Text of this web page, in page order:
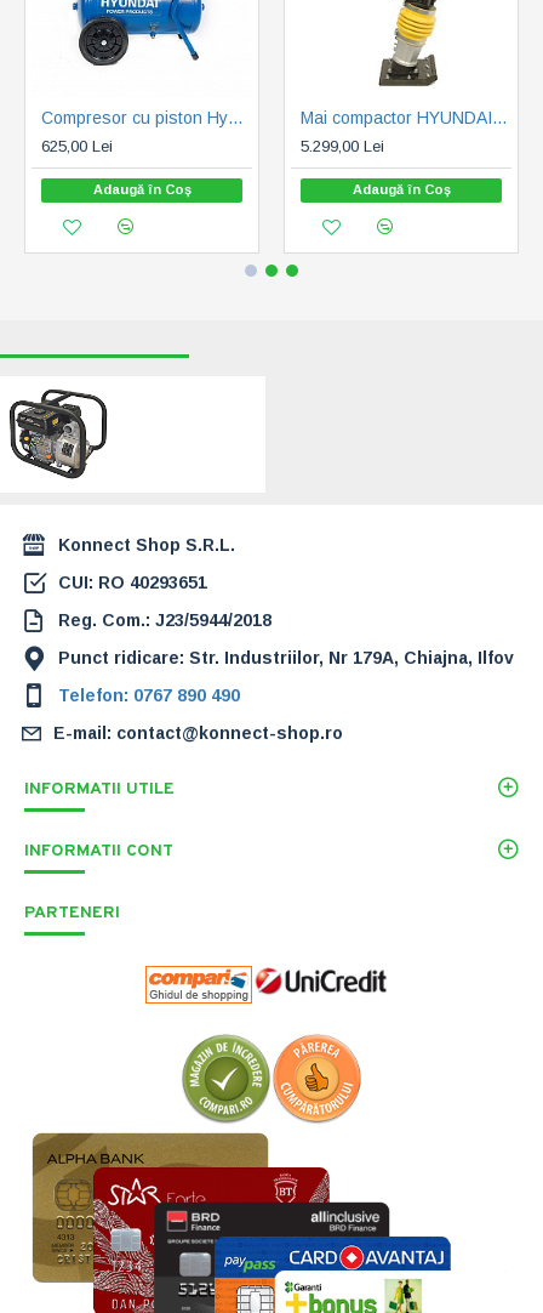
Compresor cu piston Hyundai HY-AC2402, 24L, 180 L/min, 1.6 kw (HY-AC2402)
625,00 Lei
Adaugă în Coş
Mai compactor HYUNDAI HY-RM80 L, 80 kg (HY-RM80L)
5.299,00 Lei
Adaugă în Coş
Konnect Shop S.R.L.
CUI: RO 40293651
Reg. Com.: J23/5944/2018
Punct ridicare: Str. Industriilor, Nr 179A, Chiajna, Ilfov
Telefon: 0767 890 490
E-mail: contact@konnect-shop.ro
INFORMATII UTILE
INFORMATII CONT
PARTENERI